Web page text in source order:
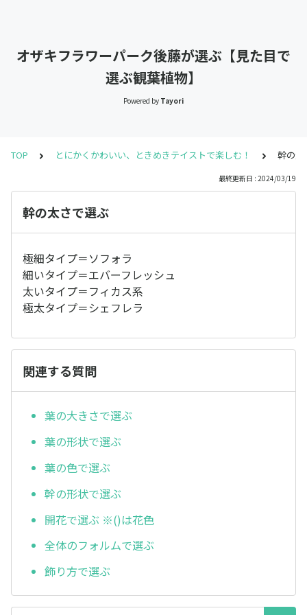
オザキフラワーパーク後藤が選ぶ【見た目で
選ぶ観葉植物】
Powered by Tayori
TOP とにかくかわいい、ときめきテイストで楽しむ！ 幹の太
最終更新日 : 2024/03/19
幹の太さで選ぶ
極細タイプ＝ソフォラ
細いタイプ＝エバーフレッシュ
太いタイプ＝フィカス系
極太タイプ＝シェフレラ
関連する質問
葉の大きさで選ぶ
葉の形状で選ぶ
葉の色で選ぶ
幹の形状で選ぶ
開花で選ぶ ※()は花色
全体のフォルムで選ぶ
飾り方で選ぶ